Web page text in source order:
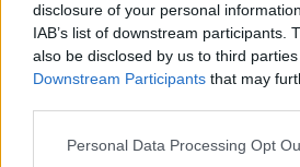
disclosure of your personal
IAB’s list of downstream participants.
also be disclosed by us to third
Downstream Participants that may
Personal Data Processing Opt
Klaipėda
Patiltė keliaujantiems į